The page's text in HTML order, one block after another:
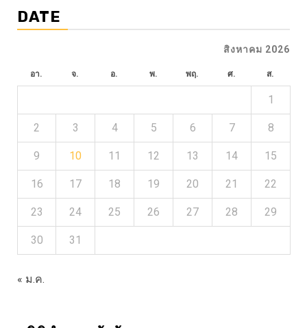
DATE
สิงหาคม 2026
อา. จ. อ. พ. พฤ. ศ. ส.
1
2 3 4 5 6 7 8
9 10 11 12 13 14 15
16 17 18 19 20 21 22
23 24 25 26 27 28 29
30 31
« ม.ค.